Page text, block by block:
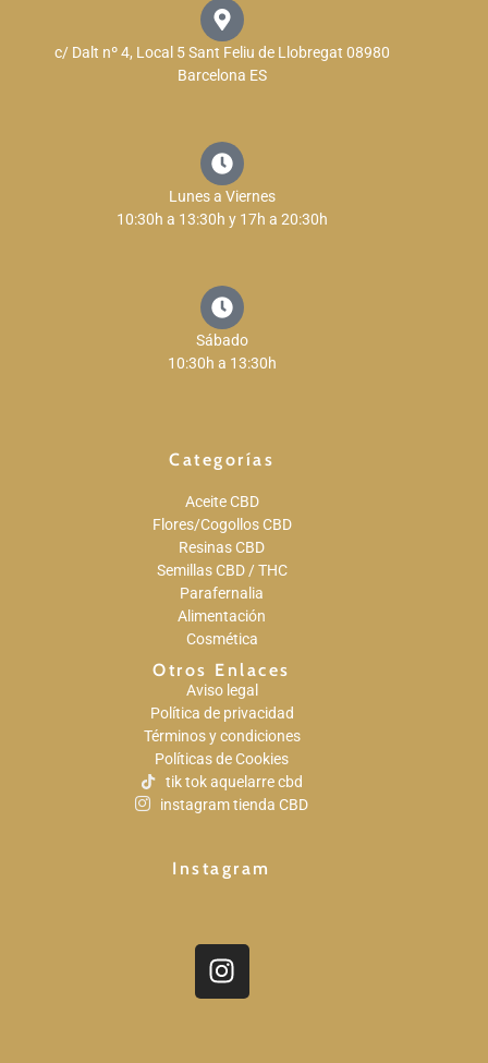
c/ Dalt nº 4, Local 5 Sant Feliu de Llobregat 08980
Barcelona ES
Lunes a Viernes
10:30h a 13:30h y 17h a 20:30h
Sábado
10:30h a 13:30h
Categorías
Aceite CBD
Flores/Cogollos CBD
Resinas CBD
Semillas CBD / THC
Parafernalia
Alimentación
Cosmética
Otros Enlaces
Aviso legal
Política de privacidad
Términos y condiciones
Políticas de Cookies
tik tok aquelarre cbd
instagram tienda CBD
Instagram